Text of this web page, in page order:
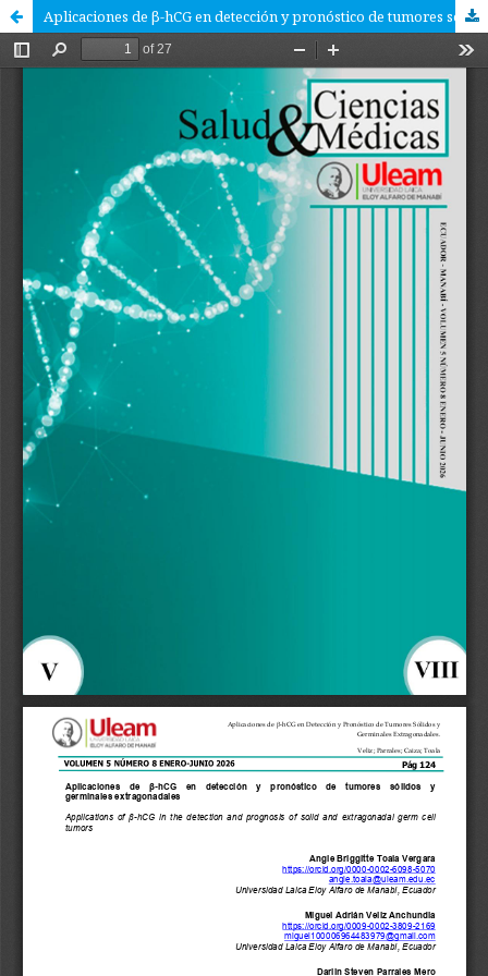
Aplicaciones de β-hCG en detección y pronóstico de tumores sólidos y germinales extragonadales